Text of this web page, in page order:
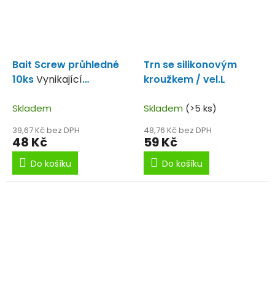
Bait Screw průhledné
10ksVynikající
pop up
Skladem
39,67 Kč bez DPH
48 Kč
Do košíku
Trn se silikonovým
kroužkem / vel.L
Skladem (>5 ks)
48,76 Kč bez DPH
59 Kč
Do košíku